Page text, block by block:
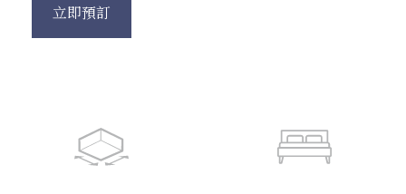
立即預訂